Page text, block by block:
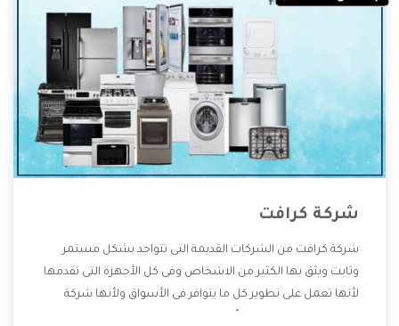
شركة كرافت
شركة كرافت من الشركات القديمة التى تتواجد بشكل مستمر
وثابت ويثق بها الكثير من الاشخاص وفى كل الأجهزة التى تقدمها
لأنها تعمل على تطوير كل ما يتوافر فى الأسواق ولأنها شركة